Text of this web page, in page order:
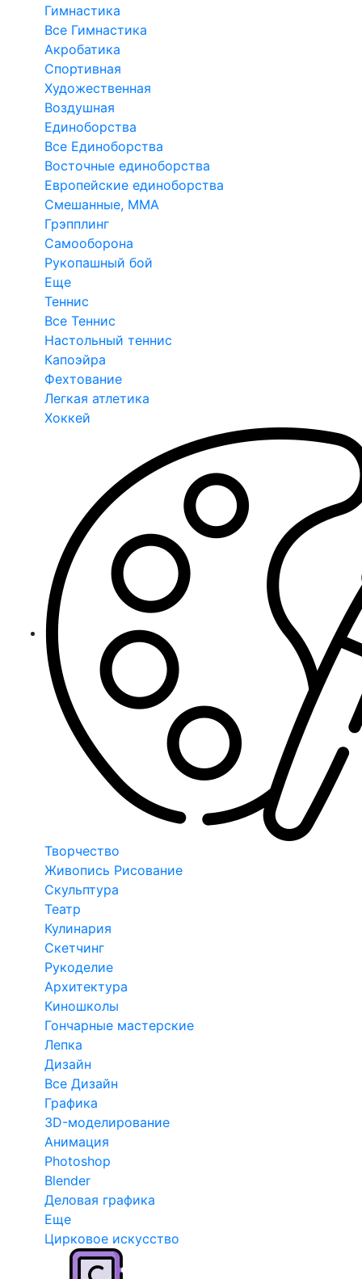
Гимнастика
Все Гимнастика
Акробатика
Спортивная
Художественная
Воздушная
Единоборства
Все Единоборства
Восточные единоборства
Европейские единоборства
Смешанные, ММА
Грэпплинг
Самооборона
Рукопашный бой
Еще
Теннис
Все Теннис
Настольный теннис
Капоэйра
Фехтование
Легкая атлетика
Хоккей
Творчество
Живопись Рисование
Скульптура
Театр
Кулинария
Скетчинг
Рукоделие
Архитектура
Киношколы
Гончарные мастерские
Лепка
Дизайн
Все Дизайн
Графика
3D-моделирование
Анимация
Photoshop
Blender
Деловая графика
Еще
Цирковое искусство